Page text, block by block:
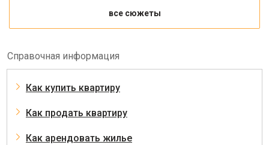
все сюжеты
Справочная информация
Как купить квартиру
Как продать квартиру
Как арендовать жилье